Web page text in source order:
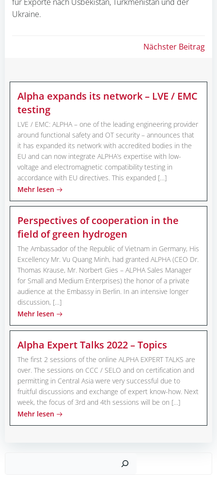
Ukraine.
Nächster Beitrag
Alpha expands its network – LVE / EMC
testing
LVE / EMC: ALPHA – one of the leading engineering provider
around functional safety and OT security – announces that
it has expanded its network with accredited bodies in the
EU and can now integrate ALPHA’s expertise with low-
voltage and electromagnetic compatibility testing in
accordance with EU directives. This expanded […]
Mehr lesen
Perspectives of cooperation in the
field of green hydrogen
The Ambassador of the Republic of Vietnam in Germany, His
Excellency Mr. Vu Quang Minh, had granted ALPHA (CEO Dr.
Thomas Krause, Mr. Norbert Gies – ALPHA Sales Manager
for Small and Medium Enterprises) the honor of a private
audience at the Embassy in Berlin. In an intensive longer
discussion, […]
Mehr lesen
Alpha Expert Talks 2022 – Topics
The first 2 sessions of the online ALPHA EXPERT TALKS are
over. The sessions on CCC / SELO and on certification and
permitting in Central Asia were very successful due to
fruitful discussions and exchange of expert know-how. Next
week, the focus of 3rd and 4th sessions will be on […]
Mehr lesen